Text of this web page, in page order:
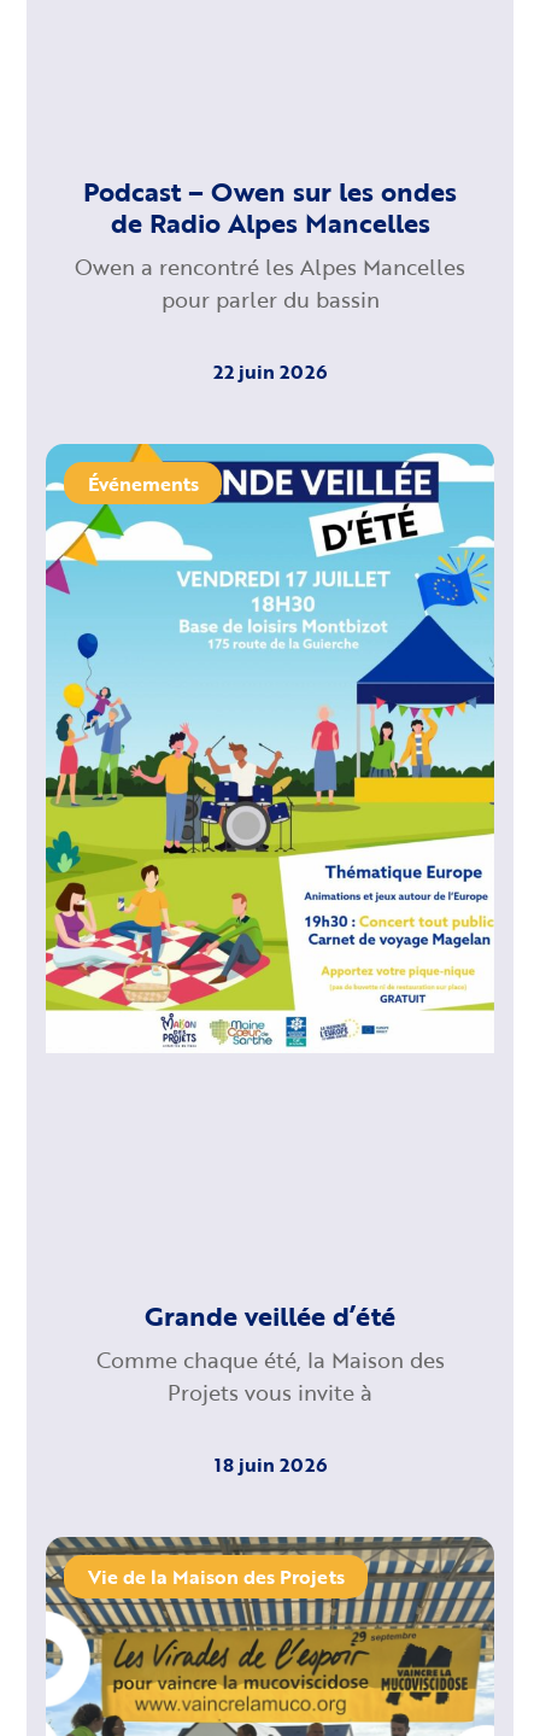
Podcast – Owen sur les ondes
de Radio Alpes Mancelles
Owen a rencontré les Alpes Mancelles
pour parler du bassin
22 juin 2026
Événements
Grande veillée d’été
Comme chaque été, la Maison des
Projets vous invite à
18 juin 2026
Vie de la Maison des Projets